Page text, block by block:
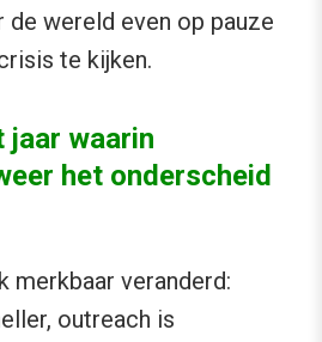
de wereld even op pauze
te kijken.
jaar waarin
het onderscheid
merkbaar veranderd:
outreach is